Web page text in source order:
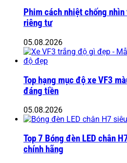
Phim cách nhiệt chống
riêng tư
05.08.2026
Top hạng mục độ xe VF3
đáng tiền
05.08.2026
Top 7 Bóng đèn LED chân
chính hãng